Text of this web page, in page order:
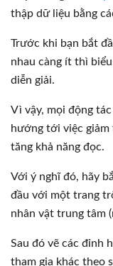
thập dữ liệu bằng
Trước khi bạn bắt
nhau càng ít thì
diễn giải.
Vì vậy, mọi động
hướng tới việc
tăng khả năng đọc.
Với ý nghĩ đó, hãy
đầu với một trang
nhân vật trung tâm
Sau đó vẽ các đỉnh
tham gia khác theo